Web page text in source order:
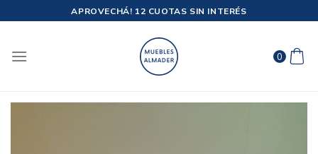
al
APROVECHÁ! 12 CUOTAS SIN INTERÉS
0